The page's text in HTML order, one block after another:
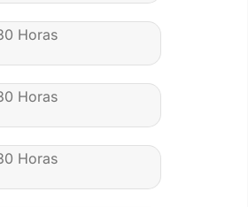
Horas
Horas
Horas